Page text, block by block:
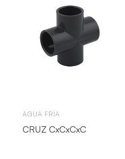
AGUA FRÍA
CRUZ CxCxCxC